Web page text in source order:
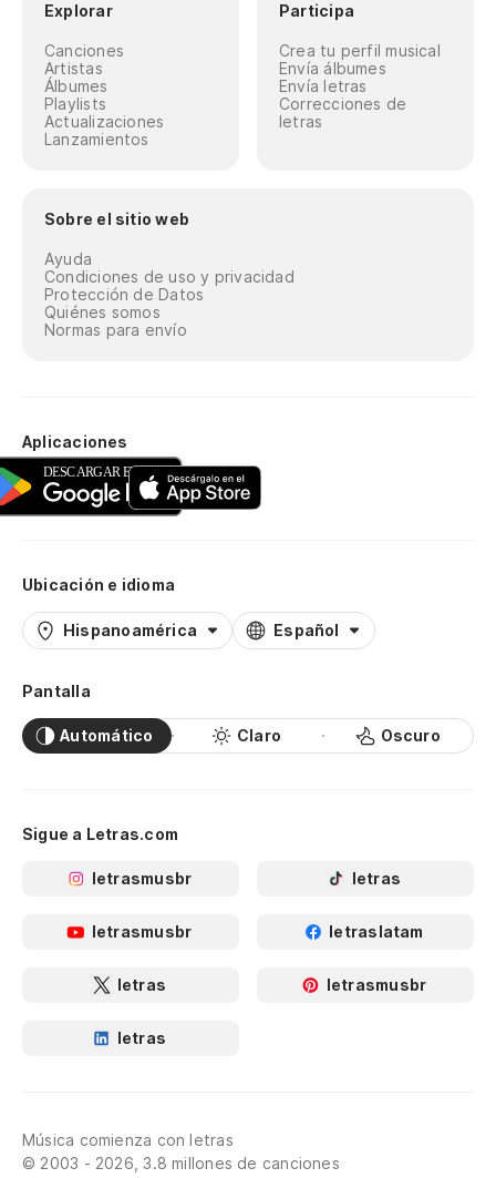
Explorar
Canciones
Artistas
Álbumes
Playlists
Actualizaciones
Lanzamientos
Participa
Crea tu perfil musical
Envía álbumes
Envía letras
Correcciones de
letras
Sobre el sitio web
Ayuda
Condiciones de uso y privacidad
Protección de Datos
Quiénes somos
Normas para envío
Aplicaciones
Ubicación e idioma
Hispanoamérica Español
Pantalla
Automático Claro Oscuro
Sigue a Letras.com
letrasmusbr letras
letrasmusbr letraslatam
letras letrasmusbr
letras
Música comienza con letras
© 2003 - 2026, 3.8 millones de canciones